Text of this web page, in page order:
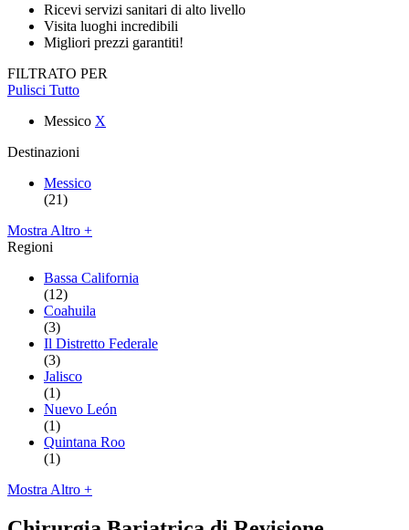
Ricevi servizi sanitari di alto livello
Visita luoghi incredibili
Migliori prezzi garantiti!
FILTRATO PER
Pulisci Tutto
Messico X
Destinazioni
Messico
(21)
Mostra Altro +
Regioni
Bassa California
(12)
Coahuila
(3)
Il Distretto Federale
(3)
Jalisco
(1)
Nuevo León
(1)
Quintana Roo
(1)
Mostra Altro +